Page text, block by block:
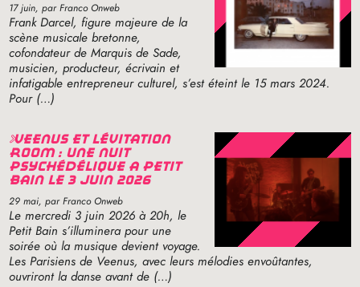
17 juin, par Franco Onweb
Frank Darcel, figure majeure de la
scène musicale bretonne,
cofondateur de Marquis de Sade,
musicien, producteur, écrivain et
infatigable entrepreneur culturel, s’est éteint le 15 mars 2024.
Pour (…)
veenus et lévitation
room : une nuit
psychédélique à petit
bain le 3 juin 2026
29 mai, par Franco Onweb
Le mercredi 3 juin 2026 à 20h, le
Petit Bain s’illuminera pour une
soirée où la musique devient voyage.
Les Parisiens de Veenus, avec leurs mélodies envoûtantes,
ouvriront la danse avant de (…)